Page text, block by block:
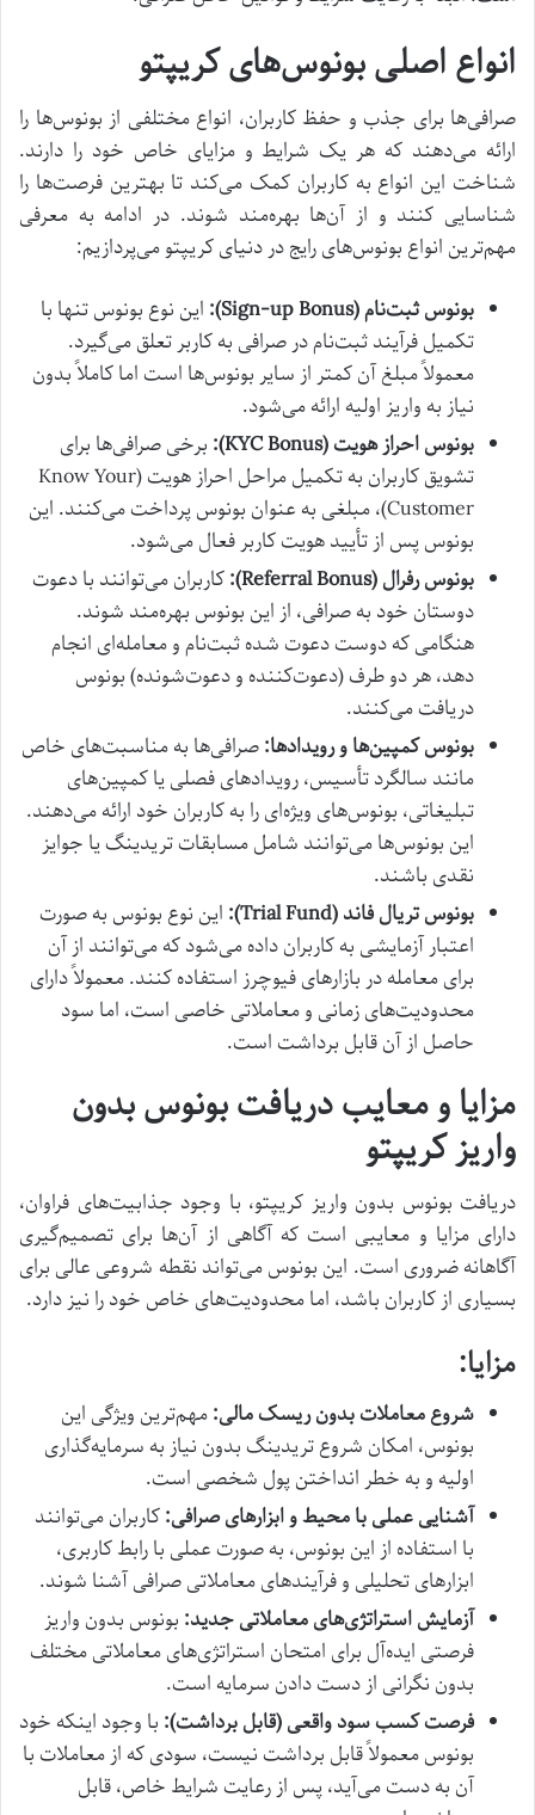
انواع اصلی بونوس‌های کریپتو
صرافی‌ها برای جذب و حفظ کاربران، انواع مختلفی از بونوس‌ها را
ارائه می‌دهند که هر یک شرایط و مزایای خاص خود را دارند.
شناخت این انواع به کاربران کمک می‌کند تا بهترین فرصت‌ها را
شناسایی کنند و از آن‌ها بهره‌مند شوند. در ادامه به معرفی
مهم‌ترین انواع بونوس‌های رایج در دنیای کریپتو می‌پردازیم:
بونوس ثبت‌نام (Sign-up Bonus):
این نوع بونوس تنها با
تکمیل فرآیند ثبت‌نام در صرافی به کاربر تعلق می‌گیرد.
معمولاً مبلغ آن کمتر از سایر بونوس‌ها است اما کاملاً بدون
نیاز به واریز اولیه ارائه می‌شود.
بونوس احراز هویت (KYC Bonus):
برخی صرافی‌ها برای
تشویق کاربران به تکمیل مراحل احراز هویت (Know Your
Customer)، مبلغی به عنوان بونوس پرداخت می‌کنند. این
بونوس پس از تأیید هویت کاربر فعال می‌شود.
بونوس رفرال (Referral Bonus):
کاربران می‌توانند با دعوت
دوستان خود به صرافی، از این بونوس بهره‌مند شوند.
هنگامی که دوست دعوت شده ثبت‌نام و معامله‌ای انجام
دهد، هر دو طرف (دعوت‌کننده و دعوت‌شونده) بونوس
دریافت می‌کنند.
بونوس کمپین‌ها و رویدادها:صرافی‌ها به مناسبت‌های خاص
مانند سالگرد تأسیس، رویدادهای فصلی یا کمپین‌های
تبلیغاتی، بونوس‌های ویژه‌ای را به کاربران خود ارائه می‌دهند.
این بونوس‌ها می‌توانند شامل مسابقات تریدینگ یا جوایز
نقدی باشند.
بونوس تریال فاند (Trial Fund):
این نوع بونوس به صورت
اعتبار آزمایشی به کاربران داده می‌شود که می‌توانند از آن
برای معامله در بازارهای فیوچرز استفاده کنند. معمولاً دارای
محدودیت‌های زمانی و معاملاتی خاصی است، اما سود
حاصل از آن قابل برداشت است.
مزایا و معایب دریافت بونوس بدون
واریز کریپتو
دریافت بونوس بدون واریز کریپتو، با وجود جذابیت‌های فراوان،
دارای مزایا و معایبی است که آگاهی از آن‌ها برای تصمیم‌گیری
آگاهانه ضروری است. این بونوس می‌تواند نقطه شروعی عالی برای
بسیاری از کاربران باشد، اما محدودیت‌های خاص خود را نیز دارد.
مزایا:
شروع معاملات بدون ریسک مالی:مهم‌ترین ویژگی این
بونوس، امکان شروع تریدینگ بدون نیاز به سرمایه‌گذاری
اولیه و به خطر انداختن پول شخصی است.
آشنایی عملی با محیط و ابزارهای صرافی:کاربران می‌توانند
با استفاده از این بونوس، به صورت عملی با رابط کاربری،
ابزارهای تحلیلی و فرآیندهای معاملاتی صرافی آشنا شوند.
آزمایش استراتژی‌های معاملاتی جدید: بونوس بدون واریز
فرصتی ایده‌آل برای امتحان استراتژی‌های معاملاتی مختلف
بدون نگرانی از دست دادن سرمایه است.
فرصت کسب سود واقعی (قابل برداشت): با وجود اینکه خود
بونوس معمولاً قابل برداشت نیست، سودی که از معاملات با
آن به دست می‌آید، پس از رعایت شرایط خاص، قابل